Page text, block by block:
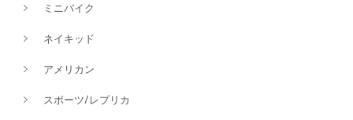
ミニバイク
ネイキッド
アメリカン
スポーツ/レプリカ
価格